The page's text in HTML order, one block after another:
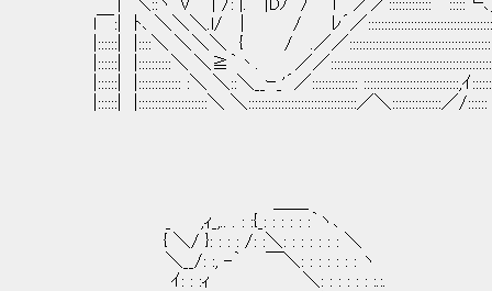
| ＼::ヽ ∨ | /: |. |Dﾉ / l ／／:::::::::::::￣:::::└､
l￣:| ﾄ､ ＼＼＼.l/ | / ﾚ´／
|::::::| |::::＼ ＼＼＼ { / .／／
|::::::| |::::::::::＼ ＼≧｀丶. ／／
|::::::| |::::::::::::: :＼ ＼::＼__ｰ_'´／:::::::::::::: :::::::::::::::::::::::::::::,ｲ
|::::::| |:::::::::::::::::::::＼ ＼:::::::::::::::::::::::::::::::::／＼:::::::::::::::／/::::::
_ ,ｨ_,.. . : :{_: : : : : :｀ヽ､
{ ＼/ }: : : : /: :＼: : : : : : : ＼
＼__/: :, -｀ ￣＼: : : : : : : ヽ
ｲ: : :ｨ ＼: : : : : : :.:.